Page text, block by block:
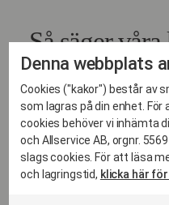
Så säger
Vi är stolta över att
Oskarshamn med
av dem med sig av
anlita Haren för
Denna webbplats
Cookies ("kakor") består av
som lagras på din enhet.
cookies behöver vi inhämta
och Allservice AB, orgnr.
slags cookies. För att läsa
och lagringstid, klicka här